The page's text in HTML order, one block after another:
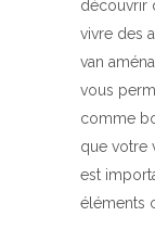
découvrir
vivre des
van
vous
comme
que votre
est
éléments